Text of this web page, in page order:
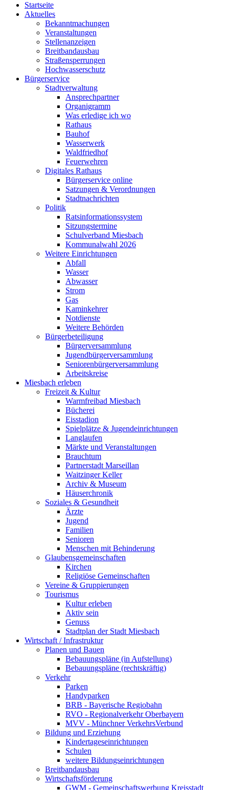
Startseite
Aktuelles
Bekanntmachungen
Veranstaltungen
Stellenanzeigen
Breitbandausbau
Straßensperrungen
Hochwasserschutz
Bürgerservice
Stadtverwaltung
Ansprechpartner
Organigramm
Was erledige ich wo
Rathaus
Bauhof
Wasserwerk
Waldfriedhof
Feuerwehren
Digitales Rathaus
Bürgerservice online
Satzungen & Verordnungen
Stadtnachrichten
Politik
Ratsinformationssystem
Sitzungstermine
Schulverband Miesbach
Kommunalwahl 2026
Weitere Einrichtungen
Abfall
Wasser
Abwasser
Strom
Gas
Kaminkehrer
Notdienste
Weitere Behörden
Bürgerbeteiligung
Bürgerversammlung
Jugendbürgerversammlung
Seniorenbürgerversammlung
Arbeitskreise
Miesbach erleben
Freizeit & Kultur
Warmfreibad Miesbach
Bücherei
Eisstadion
Spielplätze & Jugendeinrichtungen
Langlaufen
Märkte und Veranstaltungen
Brauchtum
Partnerstadt Marseillan
Waitzinger Keller
Archiv & Museum
Häuserchronik
Soziales & Gesundheit
Ärzte
Jugend
Familien
Senioren
Menschen mit Behinderung
Glaubensgemeinschaften
Kirchen
Religiöse Gemeinschaften
Vereine & Gruppierungen
Tourismus
Kultur erleben
Aktiv sein
Genuss
Stadtplan der Stadt Miesbach
Wirtschaft / Infrastruktur
Planen und Bauen
Bebauungspläne (in Aufstellung)
Bebauungspläne (rechtskräftig)
Verkehr
Parken
Handyparken
BRB - Bayerische Regiobahn
RVO - Regionalverkehr Oberbayern
MVV - Münchner VerkehrsVerbund
Bildung und Erziehung
Kindertageseinrichtungen
Schulen
weitere Bildungseinrichtungen
Breitbandausbau
Wirtschaftsförderung
GWM - Gemeinschaftswerbung Kreisstadt